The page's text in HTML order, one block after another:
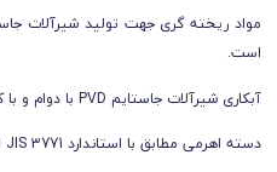
است.
آبکاری شیرآلات جاستایم PVD با دوام و با کیفیت به ضخامت 0.3 میکرون
دسته اهرمی مطابق با استاندارد JIS 3771 است.